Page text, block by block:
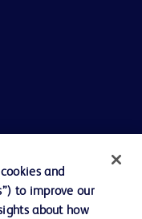
and
to improve our
about how